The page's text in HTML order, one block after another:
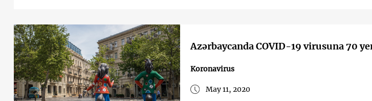
Azərbaycanda COVID-19 virusuna 70
Koronavirus
May 11, 2020